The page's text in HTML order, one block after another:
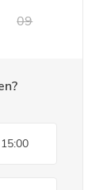
09
15:00